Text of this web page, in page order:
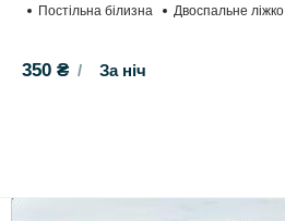
Постільна білизна
Двоспальне ліжко
350 ₴ За ніч